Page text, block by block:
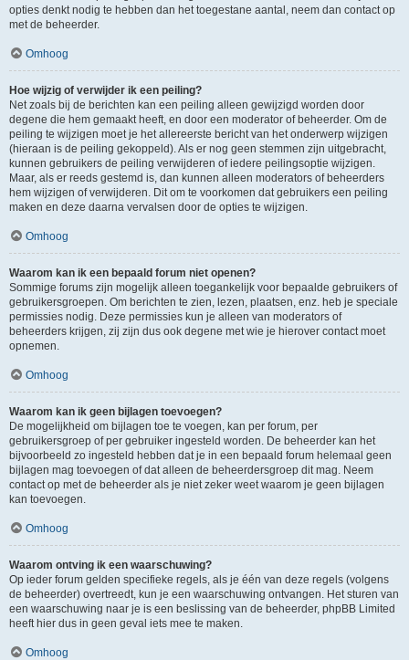
opties denkt nodig te hebben dan het toegestane aantal, neem dan contact op
met de beheerder.
Omhoog
Hoe wijzig of verwijder ik een peiling?
Net zoals bij de berichten kan een peiling alleen gewijzigd worden door
degene die hem gemaakt heeft, en door een moderator of beheerder. Om de
peiling te wijzigen moet je het allereerste bericht van het onderwerp wijzigen
(hieraan is de peiling gekoppeld). Als er nog geen stemmen zijn uitgebracht,
kunnen gebruikers de peiling verwijderen of iedere peilingsoptie wijzigen.
Maar, als er reeds gestemd is, dan kunnen alleen moderators of beheerders
hem wijzigen of verwijderen. Dit om te voorkomen dat gebruikers een peiling
maken en deze daarna vervalsen door de opties te wijzigen.
Omhoog
Waarom kan ik een bepaald forum niet openen?
Sommige forums zijn mogelijk alleen toegankelijk voor bepaalde gebruikers of
gebruikersgroepen. Om berichten te zien, lezen, plaatsen, enz. heb je speciale
permissies nodig. Deze permissies kun je alleen van moderators of
beheerders krijgen, zij zijn dus ook degene met wie je hierover contact moet
opnemen.
Omhoog
Waarom kan ik geen bijlagen toevoegen?
De mogelijkheid om bijlagen toe te voegen, kan per forum, per
gebruikersgroep of per gebruiker ingesteld worden. De beheerder kan het
bijvoorbeeld zo ingesteld hebben dat je in een bepaald forum helemaal geen
bijlagen mag toevoegen of dat alleen de beheerdersgroep dit mag. Neem
contact op met de beheerder als je niet zeker weet waarom je geen bijlagen
kan toevoegen.
Omhoog
Waarom ontving ik een waarschuwing?
Op ieder forum gelden specifieke regels, als je één van deze regels (volgens
de beheerder) overtreedt, kun je een waarschuwing ontvangen. Het sturen van
een waarschuwing naar je is een beslissing van de beheerder, phpBB Limited
heeft hier dus in geen geval iets mee te maken.
Omhoog